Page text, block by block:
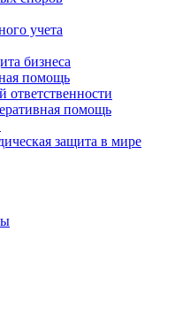
учета
бизнеса
помощь
ответственности
помощь
защита в мире